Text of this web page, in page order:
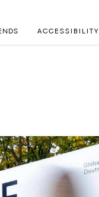
ACCESSIBILITY